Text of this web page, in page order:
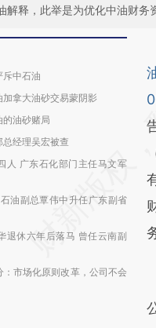
解释，此举是为优化中油财务
斥中石油
加拿大油砂交易蒙阴影
的油砂赌局
经理吴宏被查
人 广东石化部门主任马文军
油副总覃伟中升任广东副省
退休六年后落马 曾任云南副
：市场化原则改革，公司不会